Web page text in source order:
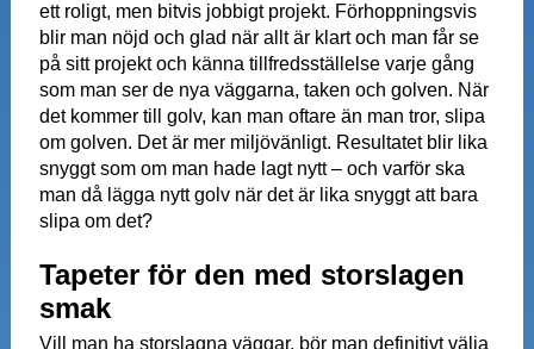
ett roligt, men bitvis jobbigt projekt. Förhoppningsvis
blir man nöjd och glad när allt är klart och man får se
på sitt projekt och känna tillfredsställelse varje gång
som man ser de nya väggarna, taken och golven. När
det kommer till golv, kan man oftare än man tror, slipa
om golven. Det är mer miljövänligt. Resultatet blir lika
snyggt som om man hade lagt nytt – och varför ska
man då lägga nytt golv när det är lika snyggt att bara
slipa om det?
Tapeter för den med storslagen
smak
Vill man ha storslagna väggar, bör man definitivt välja